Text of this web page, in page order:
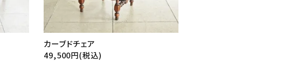
カーブドチェア
49,500円(税込)